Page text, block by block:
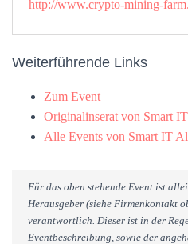
http://www.crypto-mining-
Weiterführende Links
Zum Event
Originalinserat von Smart
Alle Events von Smart IT
Für das oben stehende Event ist
Herausgeber (siehe Firmenkontakt
verantwortlich. Dieser ist in der
Eventbeschreibung, sowie der